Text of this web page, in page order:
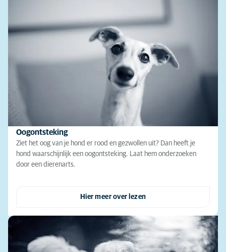
Oogontsteking
Ziet het oog van je hond er rood en gezwollen uit? Dan heeft je
hond waarschijnlijk een oogontsteking. Laat hem onderzoeken
door een dierenarts.
Hier meer over lezen